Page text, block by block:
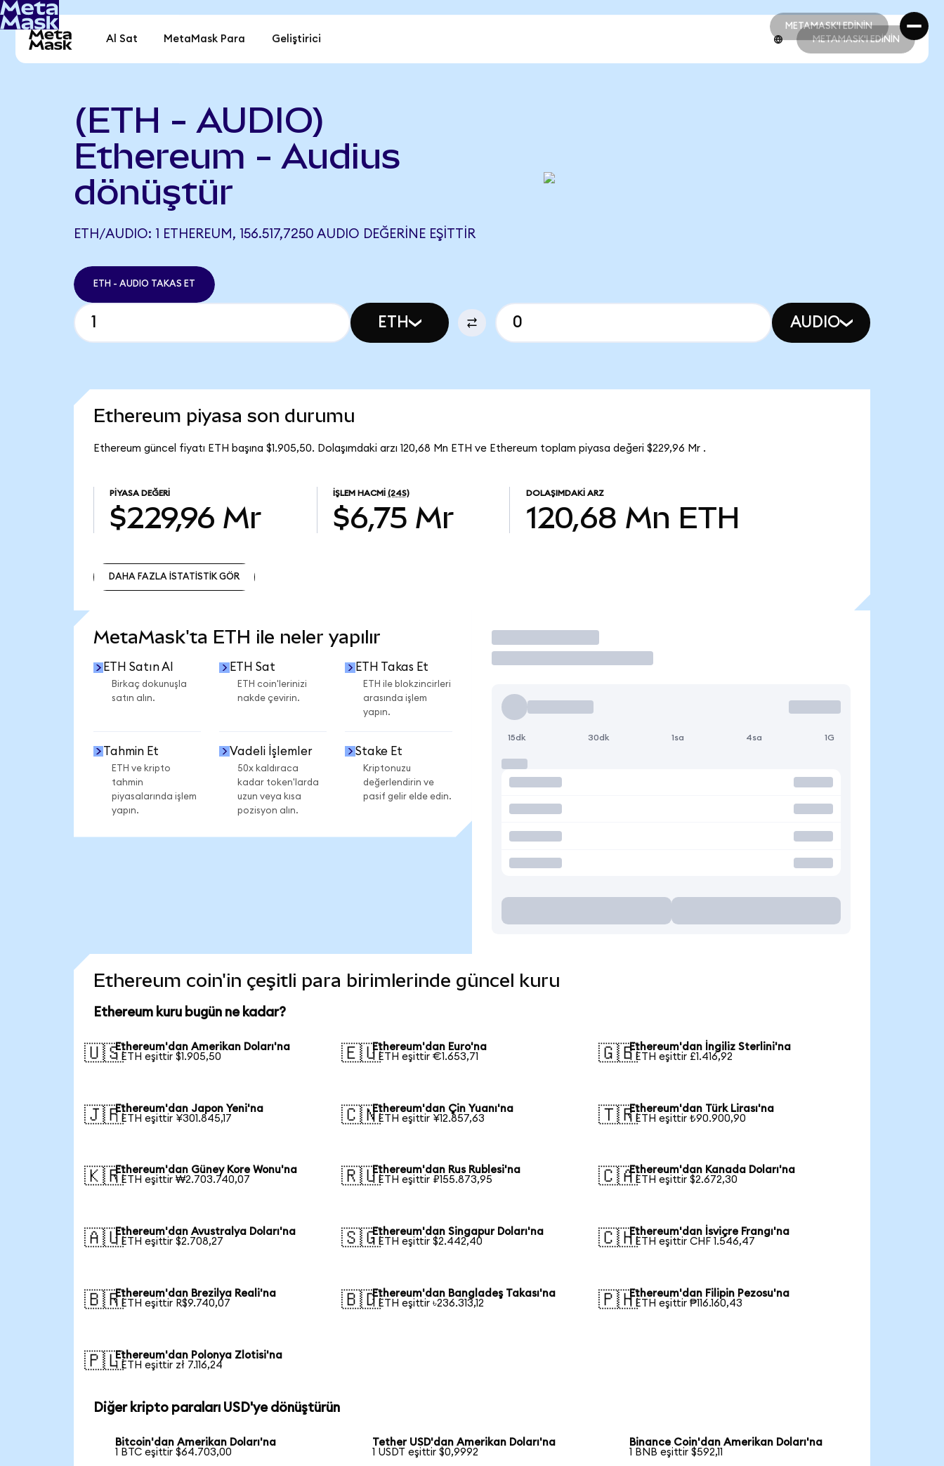
METAMASK'I EDİNİN
METAMASK'I EDİNİN
Al Sat MetaMask Para Geliştirici METAMASK'I EDİNİN
(ETH - AUDIO)
Ethereum - Audius
dönüştür
ETH/AUDIO: 1 ETHEREUM, 156.517,7250 AUDIO DEĞERINE EŞITTIR
ETH - AUDIO TAKAS ET
ETH AUDIO
Ethereum piyasa son durumu
Ethereum güncel fiyatı ETH başına $1.905,50. Dolaşımdaki arzı 120,68 Mn ETH ve Ethereum toplam piyasa değeri $229,96 Mr .
PIYASA DEĞERI
$229,96 Mr
İŞLEM HACMI (24S)
$6,75 Mr
DOLAŞIMDAKI ARZ
120,68 Mn ETH
DAHA FAZLA İSTATİSTİK GÖR
MetaMask'ta ETH ile neler yapılır
ETH Satın Al
Birkaç dokunuşla
satın alın.
ETH Sat
ETH coin'lerinizi
nakde çevirin.
ETH Takas Et
ETH ile blokzincirleri
arasında işlem
yapın.
Tahmin Et
ETH ve kripto
tahmin
piyasalarında işlem
yapın.
Vadeli İşlemler
50x kaldıraca
kadar token'larda
uzun veya kısa
pozisyon alın.
Stake Et
Kriptonuzu
değerlendirin ve
pasif gelir elde edin.
İşlem Yap
15dk 30dk 1sa 4sa 1G
Ethereum coin'in çeşitli para birimlerinde güncel kuru
Ethereum kuru bugün ne kadar?
🇺🇸Ethereum'dan Amerikan Doları'na
1 ETH eşittir $1.905,50
🇪🇺Ethereum'dan Euro'na
1 ETH eşittir €1.653,71
🇬🇧Ethereum'dan İngiliz Sterlini'na
1 ETH eşittir £1.416,92
🇯🇵Ethereum'dan Japon Yeni'na
1 ETH eşittir ¥301.845,17
🇨🇳Ethereum'dan Çin Yuanı'na
1 ETH eşittir ¥12.857,63
🇹🇷Ethereum'dan Türk Lirası'na
1 ETH eşittir ₺90.900,90
🇰🇷Ethereum'dan Güney Kore Wonu'na
1 ETH eşittir ₩2.703.740,07
🇷🇺Ethereum'dan Rus Rublesi'na
1 ETH eşittir ₽155.873,95
🇨🇦Ethereum'dan Kanada Doları'na
1 ETH eşittir $2.672,30
🇦🇺Ethereum'dan Avustralya Doları'na
1 ETH eşittir $2.708,27
🇸🇬Ethereum'dan Singapur Doları'na
1 ETH eşittir $2.442,40
🇨🇭Ethereum'dan İsviçre Frangı'na
1 ETH eşittir CHF 1.546,47
🇧🇷Ethereum'dan Brezilya Reali'na
1 ETH eşittir R$9.740,07
🇧🇩Ethereum'dan Bangladeş Takası'na
1 ETH eşittir ৳236.313,12
🇵🇭Ethereum'dan Filipin Pezosu'na
1 ETH eşittir ₱116.160,43
🇵🇱Ethereum'dan Polonya Zlotisi'na
1 ETH eşittir zł 7.116,24
Diğer kripto paraları USD'ye dönüştürün
Bitcoin'dan Amerikan Doları'na
1 BTC eşittir $64.703,00
Tether USD'dan Amerikan Doları'na
1 USDT eşittir $0,9992
Binance Coin'dan Amerikan Doları'na
1 BNB eşittir $592,11